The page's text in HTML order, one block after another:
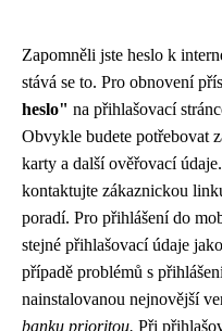
Zapomněli jste heslo k
stává se to. Pro obnovení
heslo" na přihlašovací
Obvykle budete potřebovat
karty a další ověřovací
kontaktujte zákaznickou
poradí. Pro přihlášení do
stejné přihlašovací údaje
případě problémů s
nainstalovanou nejnovější
banku prioritou. Při